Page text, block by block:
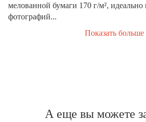
мелованной бумаги 170 г/м²,
фотографий...
Показать больше
А еще вы можете